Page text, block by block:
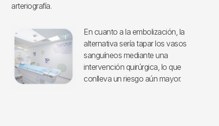
arteriografía.
En cuanto a la embolización, la
alternativa sería tapar los vasos
sanguíneos mediante una
intervención quirúrgica, lo que
conlleva un riesgo aún mayor.